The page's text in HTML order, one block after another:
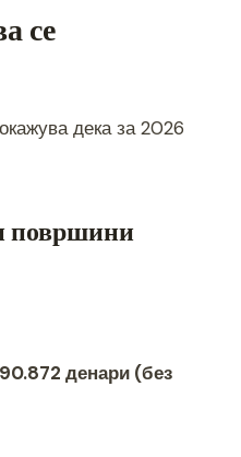
се
дека за 2026
површини
денари (без